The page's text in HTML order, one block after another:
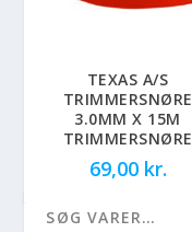
TEXAS A/S
TRIMMERSNØRE
3.0MM X 15M
TRIMMERSNØRE
69,00 kr.